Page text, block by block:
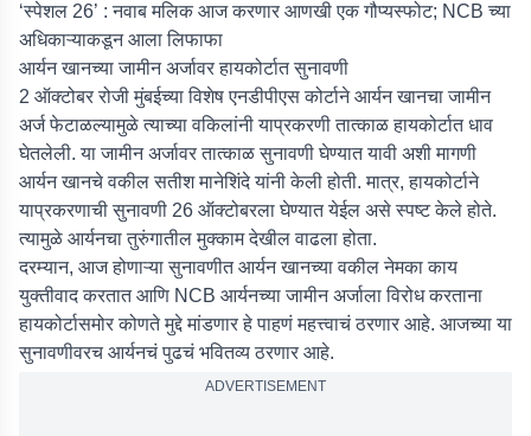
‘स्पेशल 26’ : नवाब मलिक आज करणार आणखी एक गौप्यस्फोट; NCB च्या
अधिकाऱ्याकडून आला लिफाफा
आर्यन खानच्या जामीन अर्जावर हायकोर्टात सुनावणी
2 ऑक्टोबर रोजी मुंबईच्या विशेष एनडीपीएस कोर्टाने आर्यन खानचा जामीन
अर्ज फेटाळल्यामुळे त्याच्या वकिलांनी याप्रकरणी तात्काळ हायकोर्टात धाव
घेतलेली. या जामीन अर्जावर तात्काळ सुनावणी घेण्यात यावी अशी मागणी
आर्यन खानचे वकील सतीश मानेशिंदे यांनी केली होती. मात्र, हायकोर्टाने
याप्रकरणाची सुनावणी 26 ऑक्टोबरला घेण्यात येईल असे स्पष्ट केले होते.
त्यामुळे आर्यनचा तुरुंगातील मुक्काम देखील वाढला होता.
दरम्यान, आज होणाऱ्या सुनावणीत आर्यन खानच्या वकील नेमका काय
युक्तीवाद करतात आणि NCB आर्यनच्या जामीन अर्जाला विरोध करताना
हायकोर्टासमोर कोणते मुद्दे मांडणार हे पाहणं महत्त्वाचं ठरणार आहे. आजच्या या
सुनावणीवरच आर्यनचं पुढचं भवितव्य ठरणार आहे.
ADVERTISEMENT